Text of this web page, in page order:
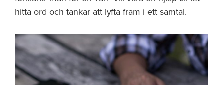
hitta ord och tankar att lyfta fram i ett samtal.